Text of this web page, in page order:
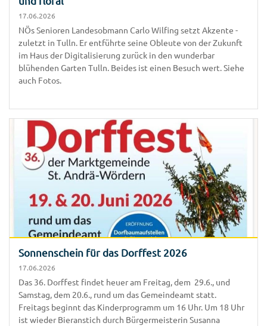
NÖs Senioren Landesobmann Carlo Wilfing setzt Akzente -
zuletzt in Tulln. Er entführte seine Obleute von der Zukunft
im Haus der Digitalisierung zurück in den wunderbar
blühenden Garten Tulln. Beides ist einen Besuch wert. Siehe
auch Fotos.
17.06.2026
Sonnenschein für das Dorffest 2026
Das 36. Dorffest findet heuer am Freitag, dem 29.6., und
Samstag, dem 20.6., rund um das Gemeindeamt statt.
Freitags beginnt das Kinderprogramm um 16 Uhr. Um 18 Uhr
ist wieder Bieranstich durch Bürgermeisterin Susanna
17.06.2026